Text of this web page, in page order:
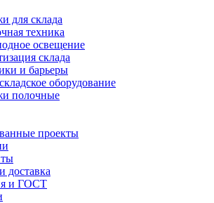
для склада
техника
освещение
склада
и барьеры
оборудование
полочные
проекты
доставка
и ГОСТ